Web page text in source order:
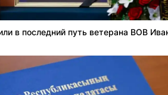
в последний путь ветерана ВОВ